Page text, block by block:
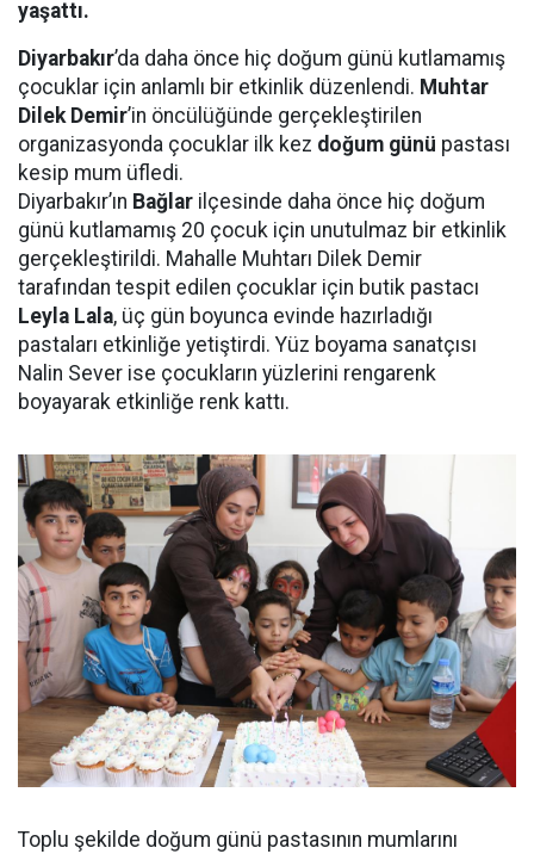
yaşattı.
Diyarbakır’da daha önce hiç doğum günü kutlamamış
çocuklar için anlamlı bir etkinlik düzenlendi. Muhtar
Dilek Demir’in öncülüğünde gerçekleştirilen
organizasyonda çocuklar ilk kez doğum günü pastası
kesip mum üfledi.
Diyarbakır’ın Bağlar ilçesinde daha önce hiç doğum
günü kutlamamış 20 çocuk için unutulmaz bir etkinlik
gerçekleştirildi. Mahalle Muhtarı Dilek Demir
tarafından tespit edilen çocuklar için butik pastacı
Leyla Lala, üç gün boyunca evinde hazırladığı
pastaları etkinliğe yetiştirdi. Yüz boyama sanatçısı
Nalin Sever ise çocukların yüzlerini rengarenk
boyayarak etkinliğe renk kattı.
Toplu şekilde doğum günü pastasının mumlarını